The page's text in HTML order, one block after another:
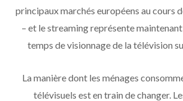
principaux marchés européens au cours
– et le streaming représente
temps de visionnage de la télévision
La manière dont les ménages
télévisuels est en train de changer.